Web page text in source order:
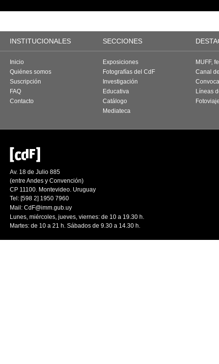
INSTITUCIONALES SECCIONES
Inicio
Quiénes somos
Suscripción
FAQ
Contacto
Exposiciones
Fotografías del CdF
Investigación
Educativa
Catálogo
Mediateca
MUFF,
Canal
Líneas
Av. 18 de Julio 885
(entre Andes y Convención)
CP 11100. Montevideo. Uruguay
Tel: [598 2] 1950 7960
Mail: CdF@imm.gub.uy
Lunes, miércoles, jueves, viernes: de 10 a 19.30 h.
Martes: de 10 a 21 h. Sábados de 9.30 a 14.30 h.